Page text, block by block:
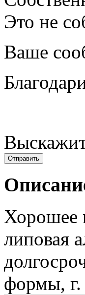
Это не
Ваше
Отправить
Хорошее
липовая
формы,